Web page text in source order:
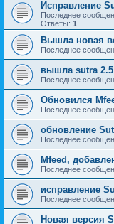
Исправление
Последнее
Ответы: 1
Вышла новая
Последнее
вышла sutra 2.5
Последнее
Обновился
Последнее
обновление
Последнее
Mfeed,
Последнее
исправление
Последнее
Новая версия